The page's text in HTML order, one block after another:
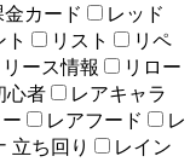
金カード
レッド
ト リスト
リペ
リース情報
リロー
心者
レアキャラ
レアフード
レ
立ち回り
レイン